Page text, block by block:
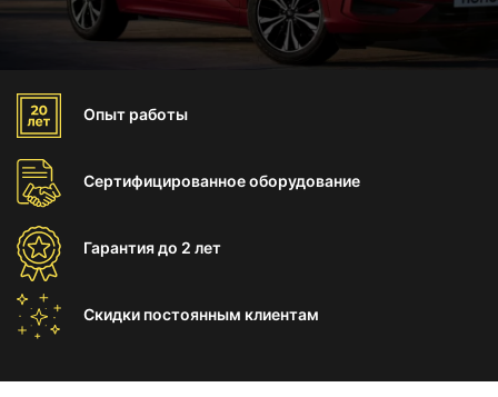
Опыт работы
Сертифицированноеоборудование
Гарантиядо 2 лет
Скидки постоянным клиентам